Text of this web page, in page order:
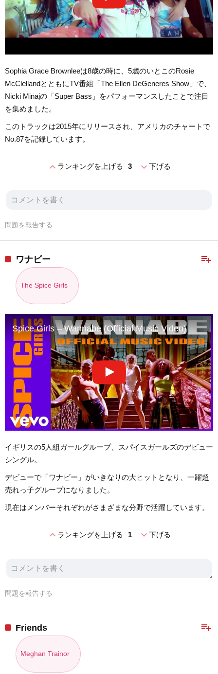
Sophia Grace Brownleeは8歳の時に、5歳のいとこのRosie
McClellandとともにTV番組「The Ellen DeGeneres Show」で、
Nicki Minajの「Super Bass」をパフォーマンスしたことで注目
を集めました。
このトラックは2015年にリリースされ、アメリカのチャートで
No.87を記録しています。
expand_lessランキングを上げる 3 expand_more下げる
問題を報告する
playlist_add
ワナビー
The Spice Girls
Spice Girls – Wannabe (Official Music Video)
イギリスの5人組ガールグループ、スパイスガールズのデビュー
シングル。
デビューで「ワナビー」がいきなりの大ヒットとなり、一躍超
売れっ子グループになりました。
現在はメンバーそれぞれがさまざまな分野で活躍しています。
expand_lessランキングを上げる 1 expand_more下げる
問題を報告する
playlist_add
Friends
Meghan Trainor